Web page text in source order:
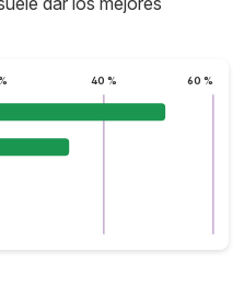
40 % 60 %